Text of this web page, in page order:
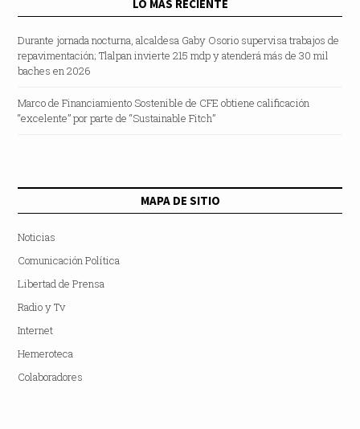
LO MÁS RECIENTE
Durante jornada nocturna, alcaldesa Gaby Osorio supervisa trabajos de
repavimentación; Tlalpan invierte 215 mdp y atenderá más de 30 mil
baches en 2026
Marco de Financiamiento Sostenible de CFE obtiene calificación
“excelente” por parte de “Sustainable Fitch”
MAPA DE SITIO
Noticias
Comunicación Política
Libertad de Prensa
Radio y Tv
Internet
Hemeroteca
Colaboradores